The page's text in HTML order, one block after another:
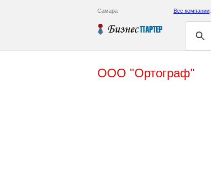
Самара Все компании:
ООО "Ортограф"